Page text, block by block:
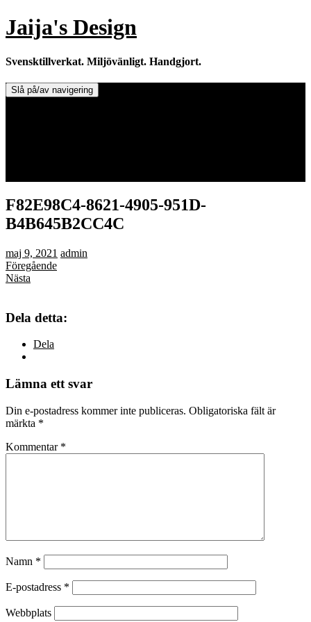
Hoppa
till
Jaija's Design
Svensktillverkat. Miljövänligt. Handgjort.
Slå på/av navigering
F82E98C4-8621-4905-951D-
B4B645B2CC4C
maj 9, 2021 admin
Föregående
Nästa
Dela detta:
Dela
Lämna ett svar
Din e-postadress kommer inte publiceras. Obligatoriska fält är
märkta *
Kommentar *
Namn *
E-postadress *
Webbplats